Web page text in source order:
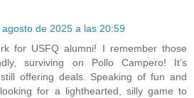
de 2025 a las 20:59
for USFQ alumni! I remember those
surviving on Pollo Campero! It's
offering deals. Speaking of fun and
for a lighthearted, silly game to